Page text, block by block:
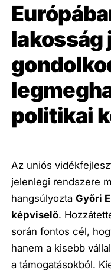
lakosság
politikai
Az uniós
jelenlegi rendszere
hangsúlyoztaGyőri
képviselő.
során fontos cél,
hanem a kisebb
a támogatásokból.